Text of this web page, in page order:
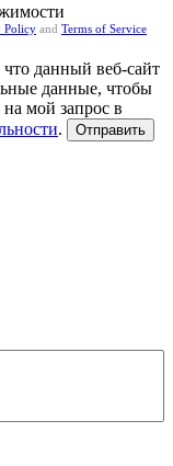
Policy and Terms of Service
данный веб-сайт
данные, чтобы
мой запрос в
. Отправить